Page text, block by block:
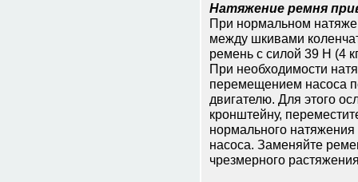
Натяжение ремня
При нормальном
между шкивами
ремень с силой 39 Н (4
При необходимости
перемещением насоса
двигателю. Для этого
кронштейну,
нормального
насоса. Заменяйте
чрезмерного